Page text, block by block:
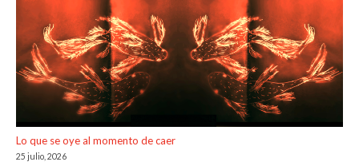
Lo que se oye al momento de caer
25 julio, 2026